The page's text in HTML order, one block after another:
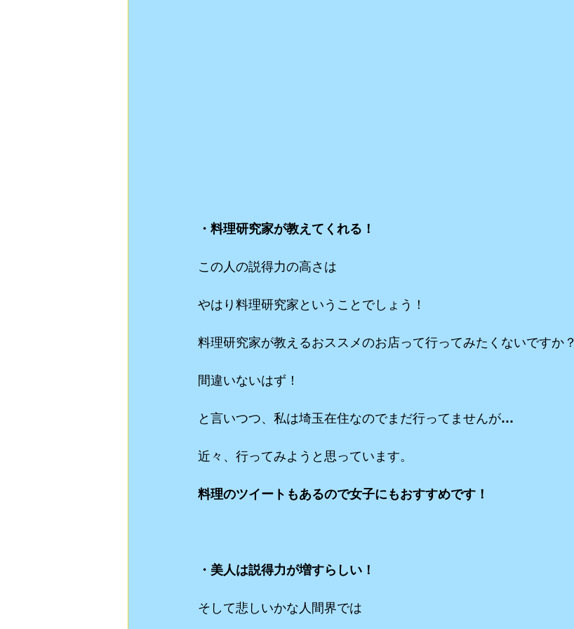
・料理研究家が教えてくれる！
この人の説得力の高さは
やはり料理研究家ということでしょう！
料理研究家が教えるおススメのお店って行ってみたくないですか？
間違いないはず！
と言いつつ、私は埼玉在住なのでまだ行ってませんが…
近々、行ってみようと思っています。
料理のツイートもあるので女子にもおすすめです！
・美人は説得力が増すらしい！
そして悲しいかな人間界では